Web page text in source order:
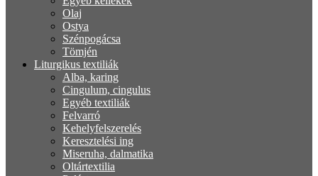
Olaj
Ostya
Szénpogácsa
Tömjén
Liturgikus textiliák
Alba, karing
Cingulum, cingulus
Egyéb textiliák
Felvarró
Kehelyfelszerelés
Keresztelési ing
Miseruha, dalmatika
Oltártextilia